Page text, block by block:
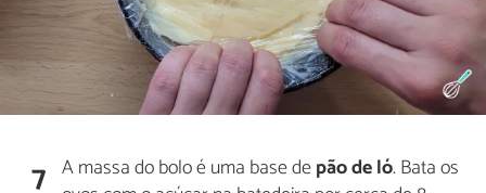
7 A massa do bolo é uma base depão de ló. Bata os